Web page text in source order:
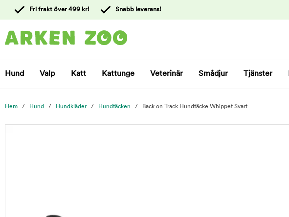
kundtjänst
Fri frakt över 499 kr! Snabb leverans!
Hund Valp Katt Kattunge Veterinär Smådjur Tjänster
Hem Hund Hundkläder Hundtäcken Back on Track Hundtäcke Whippet Svart